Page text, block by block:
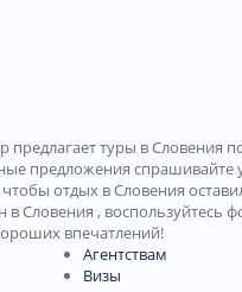
туры в Словения
предложения
отдых в Словения
в Словения ,
впечатлений!
Агентствам
Визы